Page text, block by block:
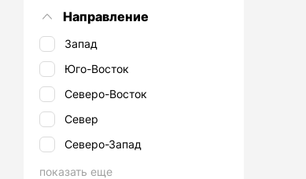
Направление
Запад
Юго-Восток
Северо-Восток
Север
Северо-Запад
показать еще